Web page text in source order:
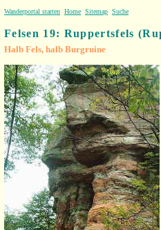
Wanderportal starten Home Sitemap Suche
Felsen 19: Ruppertsfels
Halb Fels, halb Burgruine